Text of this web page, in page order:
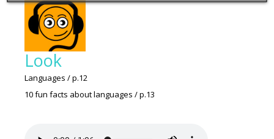
Look
Languages / p.12
10 fun facts about languages / p.13